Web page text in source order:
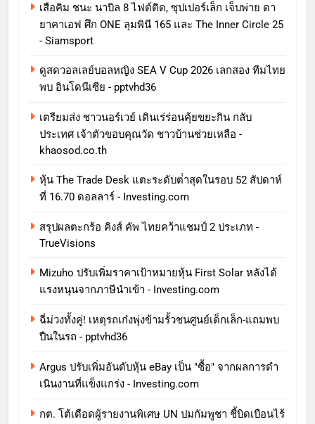
เสือคิม ชนะ นาบิล 8 ไฟต์ติด, ซุปเปอร์เล็ก เจ็บพ่าย ดา
ยาคาเอฟ ศึก ONE ลุมพินี 165 และ The Inner Circle 25
- Siamsport
ดูสดวอลเลย์บอลหญิง SEA V Cup 2026 เลกสอง ทีมไทย
พบ อินโดนีเซีย - pptvhd36
เตรียมส่ง ชาวนอร์เวย์ เดินเร่ร่อนคุ้ยขยะกิน กลับ
ประเทศ เจ้าตัวขอบคุณวัด ชาวบ้านช่วยเหลือ -
khaosod.co.th
หุ้น The Trade Desk แตะระดับต่ําสุดในรอบ 52 สัปดาห์
ที่ 16.70 ดอลลาร์ - Investing.com
สรุปผลตะกร้อ คิงส์ คัพ ไทยคว้าแชมป์ 2 ประเภท -
TrueVisions
Mizuho ปรับเพิ่มราคาเป้าหมายหุ้น First Solar หลังได้
แรงหนุนจากภาษีนําเข้า - Investing.com
ฉี่ม่วงทั้งคู่! เหตุรถเก๋งพุ่งข้ามรั้วชนศูนย์เด็กเล็ก-แถมพบ
ปืนในรถ - pptvhd36
Argus ปรับเพิ่มอันดับหุ้น eBay เป็น "ซื้อ" จากผลการดํา
เนินงานที่แข็งแกร่ง - Investing.com
กต. โต้เดือดผู้รายงานพิเศษ UN ปมกัมพูชา ชี้บิดเบือนไร้